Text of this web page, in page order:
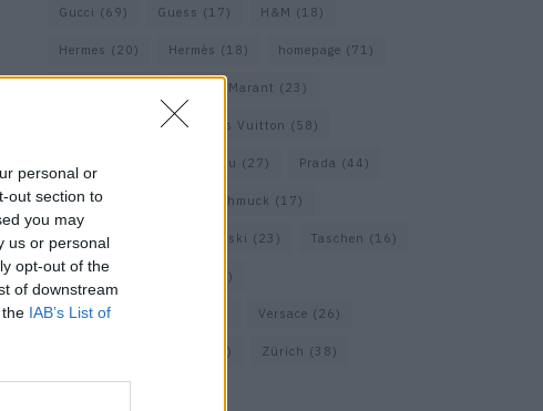
personal or
out section to
you may
us or personal
opt-out of the
of downstream
IAB’s List of
Gucci (69) Guess (17) H&M (18)
Hermes (20) Hermès (18) homepage (71)
Isabel Marant (23)
(20) Louis Vuitton (58)
Miu Miu (27) Prada (44)
Saint Laurent Schmuck (17)
Sportmax Swarovski (23) Taschen (16)
Travel(23) (33)
Vacheron Constantin Versace (26)
(18) Zürich (38)